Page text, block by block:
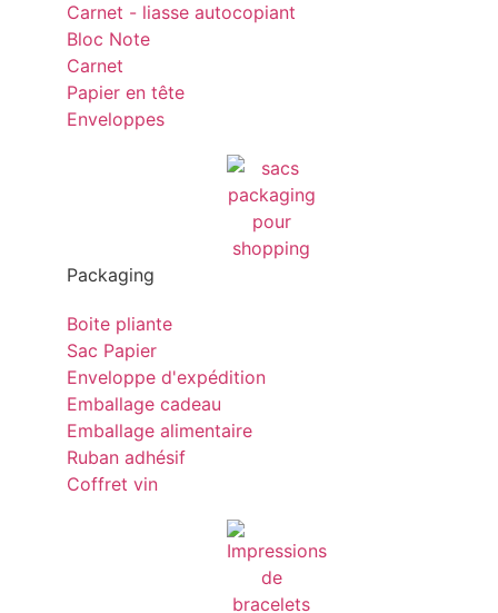
Carnet - liasse autocopiant
Bloc Note
Carnet
Papier en tête
Enveloppes
Packaging
Boite pliante
Sac Papier
Enveloppe d'expédition
Emballage cadeau
Emballage alimentaire
Ruban adhésif
Coffret vin